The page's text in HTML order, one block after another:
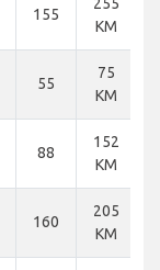
155
KM
55
75
KM
88
152
KM
160
205
KM